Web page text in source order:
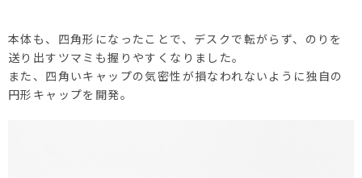
本体も、四角形になったことで、デスクで転がらず、のりを
送り出すツマミも握りやすくなりました。
また、四角いキャップの気密性が損なわれないように独自の
円形キャップを開発。